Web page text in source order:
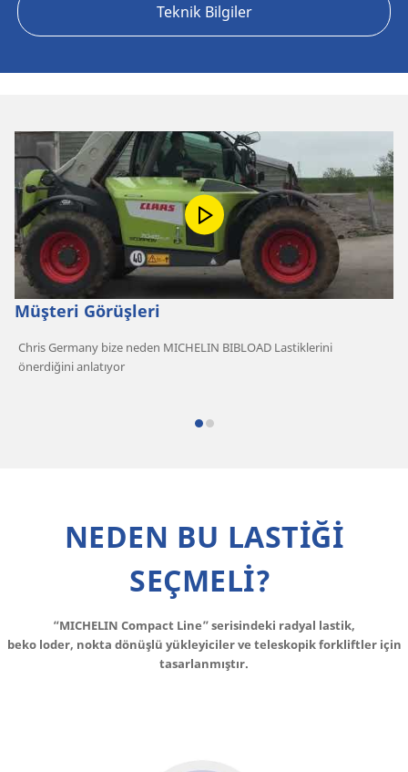
Teknik Bilgiler
Müşteri Görüşleri
Chris Germany bize neden MICHELIN BIBLOAD Lastiklerini
önerdiğini anlatıyor
NEDEN BU LASTİĞİ
SEÇMELİ?
“MICHELIN Compact Line” serisindeki radyal lastik,
beko loder, nokta dönüşlü yükleyiciler ve teleskopik forkliftler için
tasarlanmıştır.